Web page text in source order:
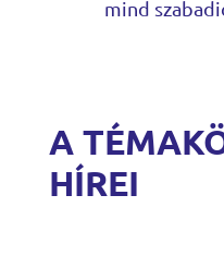
mind
A
HÍREI